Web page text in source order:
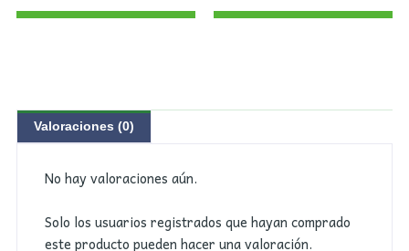
Valoraciones (0)
No hay valoraciones aún.
Solo los usuarios registrados que hayan comprado
este producto pueden hacer una valoración.